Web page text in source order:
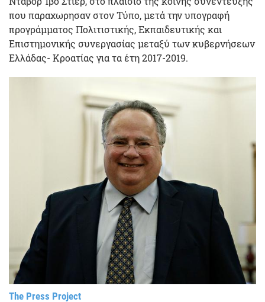
που παραχωρησαν στον Τύπο, μετά την υπογραφή
προγράμματος Πολιτιστικής, Εκπαιδευτικής και
Επιστημονικής συνεργασίας μεταξύ των κυβερνήσεων
Ελλάδας- Κροατίας για τα έτη 2017-2019.
The Press Project